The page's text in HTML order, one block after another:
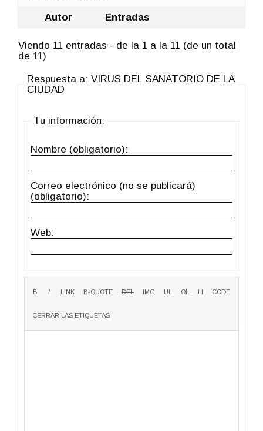
Autor Entradas
Viendo 11 entradas - de la 1 a la 11 (de un total
de 11)
Respuesta a: VIRUS DEL SANATORIO DE LA
CIUDAD
Tu información:
Nombre (obligatorio):
Correo electrónico (no se publicará)
(obligatorio):
Web: